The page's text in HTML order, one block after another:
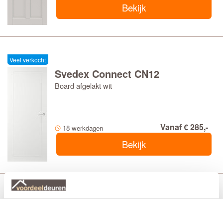
Bekijk
Veel verkocht
Svedex Connect CN12
Board afgelakt wit
18 werkdagen Vanaf € 285,-
Bekijk